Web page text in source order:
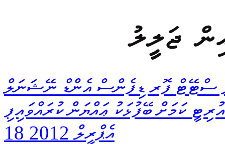
ސްޓޭޓް ފޮރ ޑިފެންސް އެންޑް ނޭޝަނަލް
ކަމަށް ބޭފުޅަކު ޢައްޔަން ކުރައްވައިފި
18 އެޕްރީލް 2012